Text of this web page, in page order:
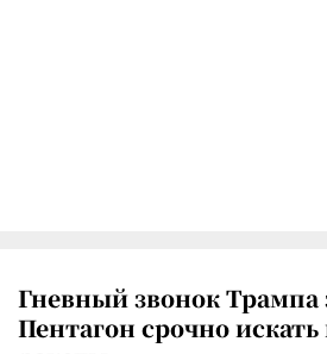
Гневный звонок Трампа
Пентагон срочно